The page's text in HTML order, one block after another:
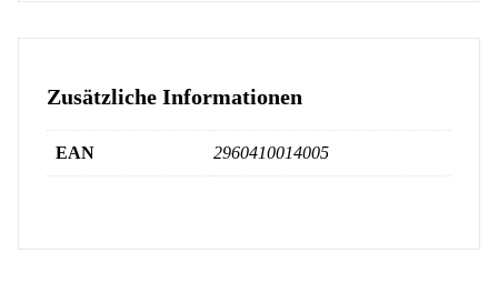
Zusätzliche Informationen
EAN 2960410014005